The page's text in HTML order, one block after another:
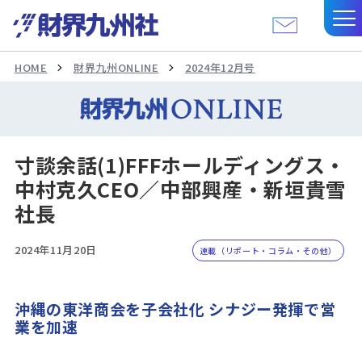
HOME 財界九州ONLINE 2024年12月号
寸談余話(1)FFFホールディングス・
中村克久CEO／中部興産・新垣貴雪
社長
2024年11月20日 連載（リポート・コラム・その他）
沖縄の東洋商会を子会社化 シナジー発揮で営
業を加速